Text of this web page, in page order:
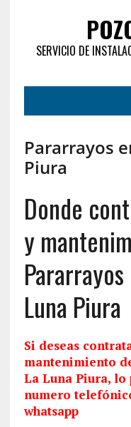
SERVICIO DE
Pararrayos
Piura
Donde
y
Luna Piura
Si deseas
mantenimiento
La Luna Piura, lo
numero
whatsapp